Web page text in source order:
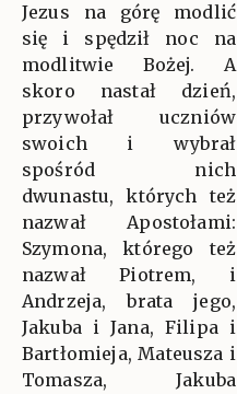
Jezus na górę modlić
się i spędził noc na
modlitwie Bożej. A
skoro nastał dzień,
przywołał uczniów
swoich i wybrał
spośród nich
dwunastu, których też
nazwał Apostołami:
Szymona, którego też
nazwał Piotrem, i
Andrzeja, brata jego,
Jakuba i Jana, Filipa i
Bartłomieja, Mateusza i
Tomasza, Jakuba